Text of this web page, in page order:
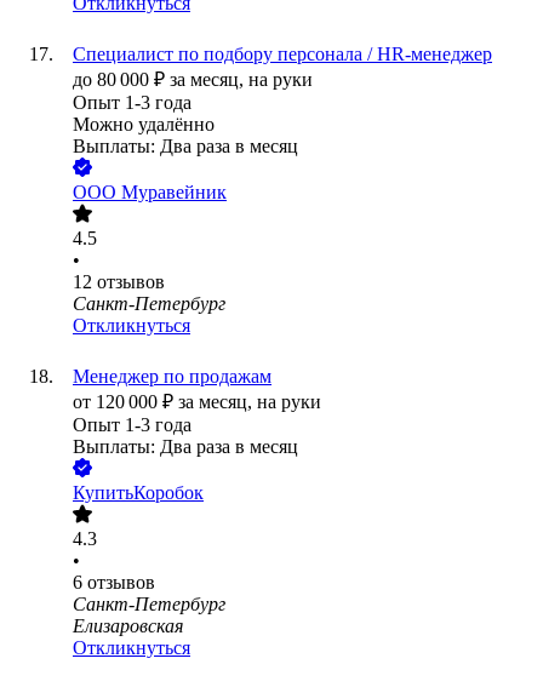
Cпециалист по подбору персонала / HR-менеджер
до 80 000 ₽ за месяц, на руки
Опыт 1-3 года
Можно удалённо
Выплаты: Два раза в месяц
ООО Муравейник
4.5
•
12 отзывов
Санкт-Петербург
Откликнуться
Менеджер по продажам
от 120 000 ₽ за месяц, на руки
Опыт 1-3 года
Выплаты: Два раза в месяц
КупитьКоробок
4.3
•
6 отзывов
Санкт-Петербург
Елизаровская
Откликнуться